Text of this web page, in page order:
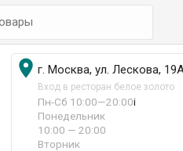
 г. Москва, ул. Лескова,
Вход в ресторан белое золото
Пн-Сб 10:00—20:00i
Понедельник
10:00 — 20:00
Вторник